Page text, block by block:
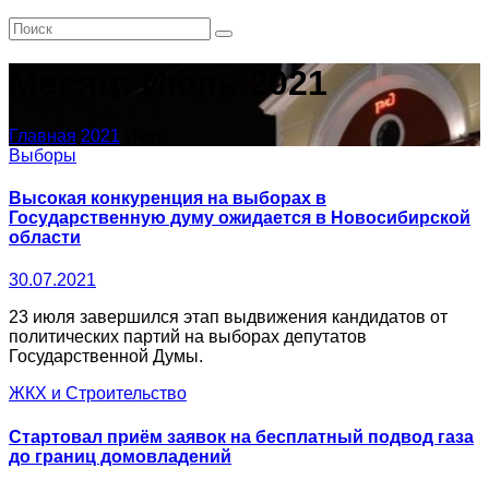
Июль 2021
Главная 2021
Выборы
Высокая конкуренция на выборах в
Государственную думу ожидается в Новосибирской
области
30.07.2021
23 июля завершился этап выдвижения кандидатов от
политических партий на выборах депутатов
Государственной Думы.
ЖКХ и Строительство
Стартовал приём заявок на бесплатный подвод газа
до границ домовладений